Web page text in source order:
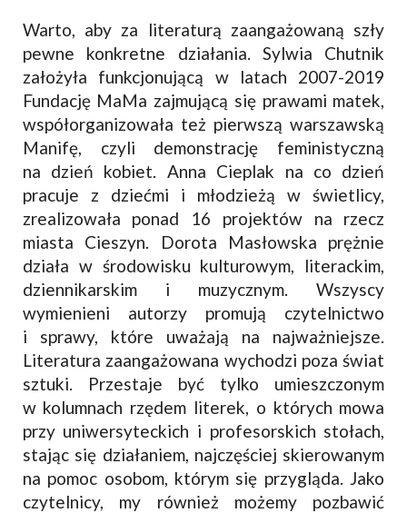
Warto, aby za literaturą zaangażowaną szły
pewne konkretne działania. Sylwia Chutnik
założyła funkcjonującą w latach 2007-2019
Fundację MaMa zajmującą się prawami matek,
współorganizowała też pierwszą warszawską
Manifę, czyli demonstrację feministyczną
na dzień kobiet. Anna Cieplak na co dzień
pracuje z dziećmi i młodzieżą w świetlicy,
zrealizowała ponad 16 projektów na rzecz
miasta Cieszyn. Dorota Masłowska prężnie
działa w środowisku kulturowym, literackim,
dziennikarskim i muzycznym. Wszyscy
wymienieni autorzy promują czytelnictwo
i sprawy, które uważają na najważniejsze.
Literatura zaangażowana wychodzi poza świat
sztuki. Przestaje być tylko umieszczonym
w kolumnach rzędem literek, o których mowa
przy uniwersyteckich i profesorskich stołach,
stając się działaniem, najczęściej skierowanym
na pomoc osobom, którym się przygląda. Jako
czytelnicy, my również możemy pozbawić